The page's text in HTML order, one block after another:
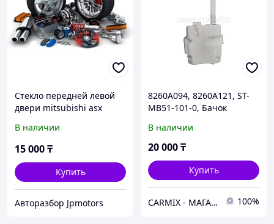
Стекло передней левой
двери mitsubishi asx
В наличии
15 000₸
Купить
Авторазбор Jpmotors
8260A094, 8260A121, ST-
MB51-101-0, Бачок
MITSUBISHI OUTLANDER
CW5W, CW6W, SAT
В наличии
20 000₸
Купить
СARMIX - МАГАЗИН АВТОЗАПЧАСТЕЙ В НУР-СУЛТАНЕ (АСТАНА) 100%